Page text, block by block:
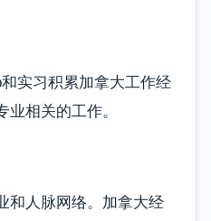
实习积累加拿大工作经
相关的工作。
和人脉网络。加拿大经